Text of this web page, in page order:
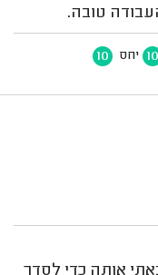
טובה.
10 יחס 10
אותה כדי לסדר